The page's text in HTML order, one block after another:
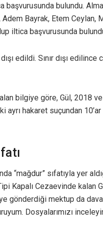
başvurusunda bulundu.
Adem Bayrak, Etem Ceylan,
iltica başvurusunda
dışı edildi. Sınır dışı
alan bilgiye göre, Gül, 2018
ayrı hakaret suçundan
“mağdur” sıfatıyla yer
Kapalı Cezaevinde kalan
gönderdiği mektup da
Dosyalarımızı